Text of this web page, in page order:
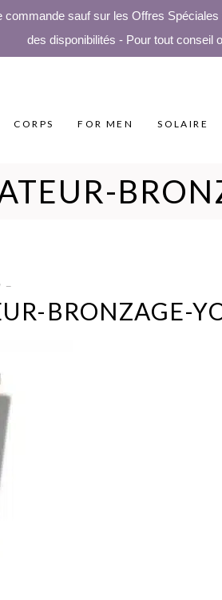
sauf sur les Offres
des disponibilités - Pour tout conseil
CORPS FOR MEN SOLAIRE
BRONZAGE-